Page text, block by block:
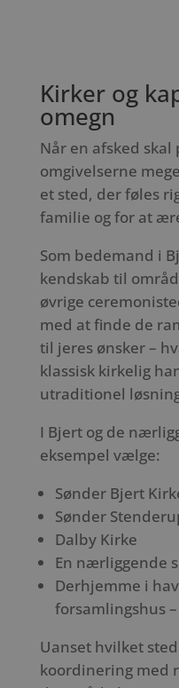
Kirker og
omegn
Når en afsked
omgivelserne
et sted, der føles
familie og for at
Som bedemand i
kendskab til
øvrige
med at finde de
til jeres ønsker –
klassisk kirkelig
utraditionel
I Bjert og de
eksempel vælge:
Sønder Bjert
Sønder
Dalby Kirke
En nærliggende
Derhjemme i
forsamlingshus
Uanset hvilket
koordinering med